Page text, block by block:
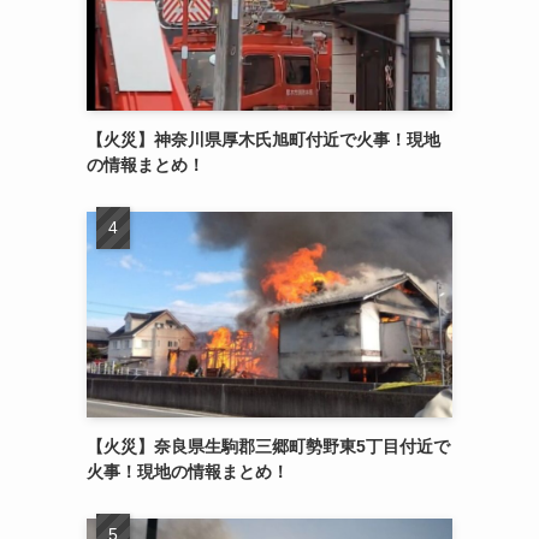
【火災】神奈川県厚木氏旭町付近で火事！現地
の情報まとめ！
【火災】奈良県生駒郡三郷町勢野東5丁目付近で
火事！現地の情報まとめ！